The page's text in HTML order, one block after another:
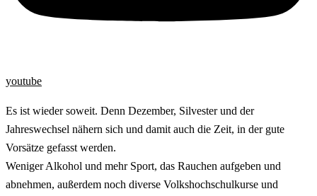
youtube
Es ist wieder soweit. Denn Dezember, Silvester und der
Jahreswechsel nähern sich und damit auch die Zeit, in der gute
Vorsätze gefasst werden.
Weniger Alkohol und mehr Sport, das Rauchen aufgeben und
abnehmen, außerdem noch diverse Volkshochschulkurse und